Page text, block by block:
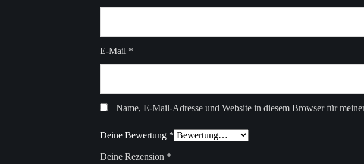
E-Mail *
Name, E-Mail-Adresse und Website in diesem Browser für
Deine Bewertung *
Deine Rezension *